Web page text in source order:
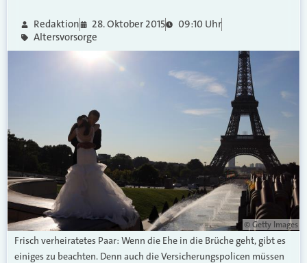
Redaktion 28. Oktober 2015
09:10 Uhr
Altersvorsorge
© Getty Images
Frisch verheiratetes Paar: Wenn die Ehe in die Brüche geht, gibt es
einiges zu beachten. Denn auch die Versicherungspolicen müssen